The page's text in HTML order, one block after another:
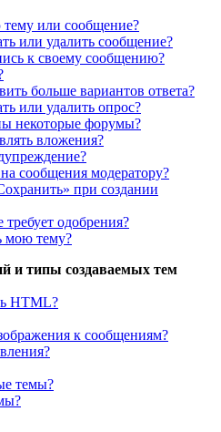
тему или сообщение?
или удалить сообщение?
к своему сообщению?
больше вариантов ответа?
или удалить опрос?
некоторые форумы?
вложения?
сообщения модератору?
при создании
одобрения?
мою тему?
и типы создаваемых тем
HTML?
к сообщениям?
темы?